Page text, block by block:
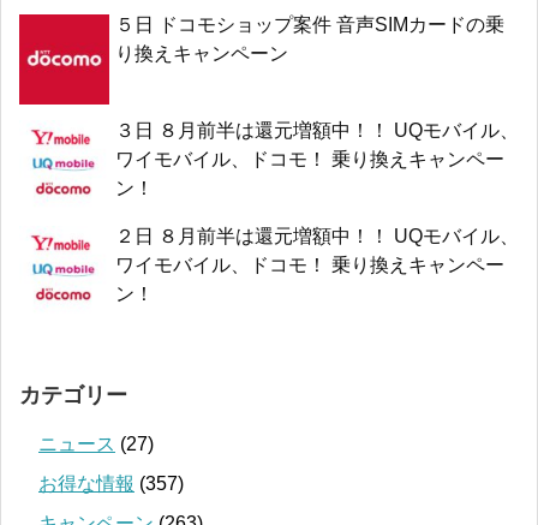
５日 ドコモショップ案件 音声SIMカードの乗
り換えキャンペーン
３日 ８月前半は還元増額中！！ UQモバイル、
ワイモバイル、ドコモ！ 乗り換えキャンペー
ン！
２日 ８月前半は還元増額中！！ UQモバイル、
ワイモバイル、ドコモ！ 乗り換えキャンペー
ン！
カテゴリー
ニュース (27)
お得な情報 (357)